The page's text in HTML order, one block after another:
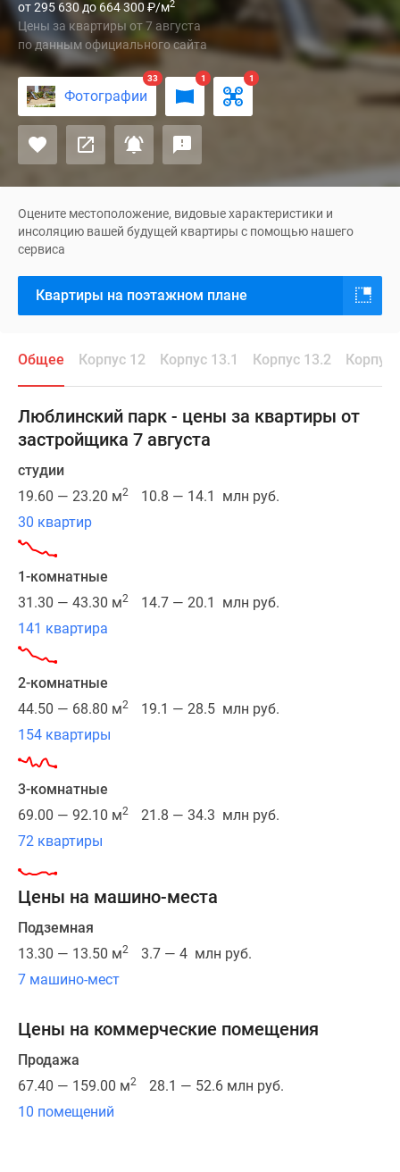
расположен
на
юго-
востоке
Москвы,
в
шаговой
доступности
от
станции
«Братиславская».
На
метро
центра
всего
30
Также
недалеко
станция
МЦД
от
которой
можно
уехать
Москву
или
в
область.
проекте
54
жилых
корпуса,
школы,
семь
детских
садов,
поликлиника.
В
есть
условия
для
комфортной
от 295 630 до 664 300 ₽/м2
Цены за квартиры от7 августа
по данным официального сайта
Фотографии
33 1 1
Оцените местоположение, видовые характеристики и
инсоляцию вашей будущей квартиры с помощью нашего
сервиса
Квартиры на поэтажном плане
Общее Корпус 12 Корпус 13.1 Корпус 13.2 Корпус
Люблинский парк - цены за квартиры от
застройщика 7 августа
студии
19.60 — 23.20 м2
10.8 — 14.1 млн руб.
30 квартир
1-комнатные
31.30 — 43.30 м2
14.7 — 20.1 млн руб.
141 квартира
2-комнатные
44.50 — 68.80 м2
19.1 — 28.5 млн руб.
154 квартиры
3-комнатные
69.00 — 92.10 м2
21.8 — 34.3 млн руб.
72 квартиры
Цены на машино-места
Подземная
13.30 — 13.50 м2
3.7 — 4 млн руб.
7 машино-мест
Цены на коммерческие помещения
Продажа
67.40 — 159.00 м2
28.1 — 52.6 млн руб.
10 помещений